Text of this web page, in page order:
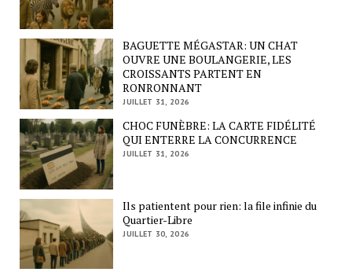
BAGUETTE MÉGASTAR: UN CHAT
OUVRE UNE BOULANGERIE, LES
CROISSANTS PARTENT EN
RONRONNANT
JUILLET 31, 2026
CHOC FUNÈBRE: LA CARTE FIDÉLITÉ
QUI ENTERRE LA CONCURRENCE
JUILLET 31, 2026
Ils patientent pour rien: la file infinie du
Quartier-Libre
JUILLET 30, 2026